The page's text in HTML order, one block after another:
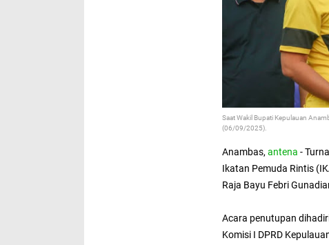
Saat Wakil Bupati Kepulauan
(06/09/2025).
Anambas, antena -
Ikatan Pemuda Rintis
Raja Bayu Febri
Acara penutupan
Komisi I DPRD